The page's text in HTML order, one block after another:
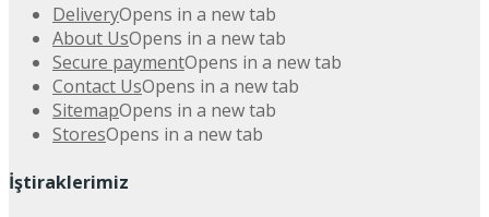
DeliveryOpens in a new tab
About UsOpens in a new tab
Secure paymentOpens in a new tab
Contact UsOpens in a new tab
SitemapOpens in a new tab
StoresOpens in a new tab
İştiraklerimiz